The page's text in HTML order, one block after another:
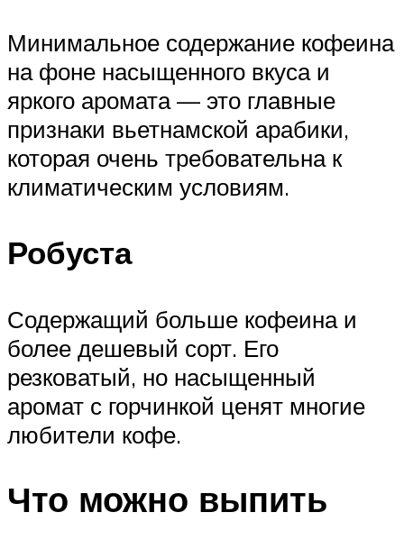
Минимальное содержание кофеина
на фоне насыщенного вкуса и
яркого аромата — это главные
признаки вьетнамской арабики,
которая очень требовательна к
климатическим условиям.
Робуста
Содержащий больше кофеина и
более дешевый сорт. Его
резковатый, но насыщенный
аромат с горчинкой ценят многие
любители кофе.
Что можно выпить